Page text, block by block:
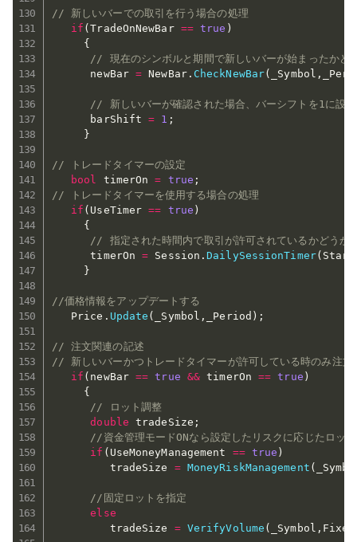
// 新しいバーでの取引を行う場合の処理
if (TradeOnNewBar == true )
{
// 現在のシンボルと期間で新しいバーが始まったかど
      newBar
= NewBar. CheckNewBar( _Symbol ,
// 新しいバーが確認された場合、バーシフトを1に設定
      barShift
= 1 ;
}
// トレードタイマーの設定
bool
timerOn = true ;
// トレードタイマーを使用する場合の処理
if ( UseTimer == true )
{
// 指定された時間内で取引が許可されているかどうか
      timerOn
= Session .DailySessionTimer(
}
//価格情報をアップデートする
   Price
. Update ( _Symbol , _Period ) ;
// 注文関連の記述
// 新しいバーかつトレードタイマーが許可している時のみ注文
if ( newBar == true && timerOn == true )
{
// ロット調整
double tradeSize ;
//資金管理モードONなら設定したリスクに応じたロッ
if ( UseMoneyManagement == true )
         tradeSize
= MoneyRiskManagement (
//固定ロットを指定
else
         tradeSize
= VerifyVolume ( _Symbol ,